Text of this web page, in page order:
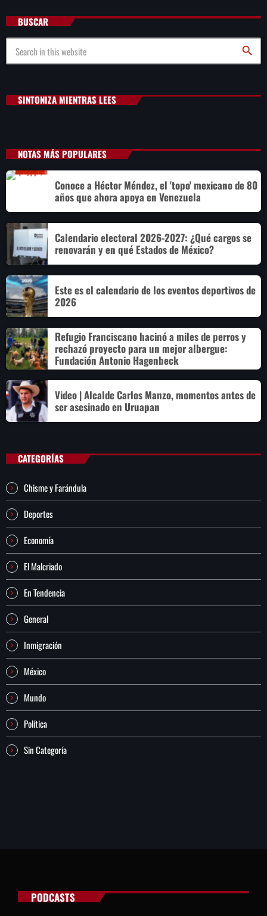
BUSCAR
search
SINTONIZA MIENTRAS LEES
NOTAS MÁS POPULARES
Conoce a Héctor Méndez, el 'topo' mexicano de 80
años que ahora apoya en Venezuela
Calendario electoral 2026-2027: ¿Qué cargos se
renovarán y en qué Estados de México?
Este es el calendario de los eventos deportivos de
2026
Refugio Franciscano hacinó a miles de perros y
rechazó proyecto para un mejor albergue:
Fundación Antonio Hagenbeck
Video | Alcalde Carlos Manzo, momentos antes de
ser asesinado en Uruapan
CATEGORÍAS
Chisme y Farándula
Deportes
Economía
El Malcriado
En Tendencia
General
Inmigración
México
Mundo
Política
Sin Categoría
PODCASTS